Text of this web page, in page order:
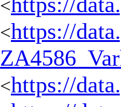
<
<https://
<https://